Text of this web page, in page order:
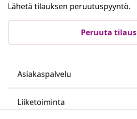
Lähetä tilauksen peruutuspyyntö.
Peruuta tilaus
Asiakaspalvelu
Liiketoiminta